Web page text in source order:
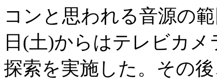
コンと思われる音源の
日(土)からはテレビカ
探索を実施した。その